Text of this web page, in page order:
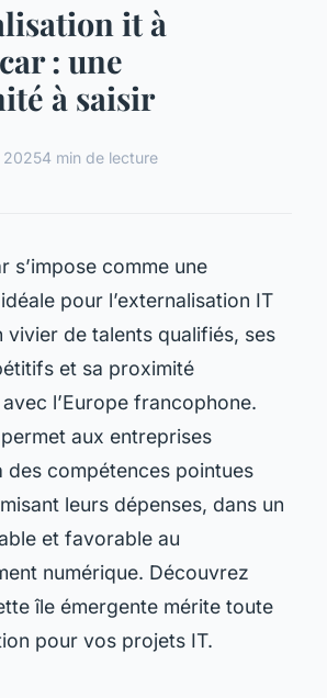
it à
: une
à saisir
20254 min de lecture
s’impose comme une
pour l’externalisation IT
vivier de talents qualifiés, ses
et sa proximité
l’Europe francophone.
aux entreprises
des compétences pointues
leurs dépenses, dans un
et favorable au
numérique. Découvrez
île émergente mérite toute
pour vos projets IT.